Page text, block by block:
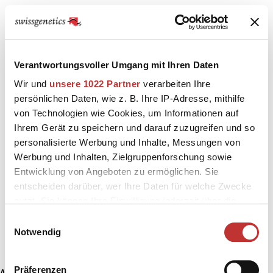
Verantwortungsvoller Umgang mit Ihren Daten
Wir und unsere 1022 Partner verarbeiten Ihre
persönlichen Daten, wie z. B. Ihre IP-Adresse, mithilfe
von Technologien wie Cookies, um Informationen auf
Ihrem Gerät zu speichern und darauf zuzugreifen und so
personalisierte Werbung und Inhalte, Messungen von
Werbung und Inhalten, Zielgruppenforschung sowie
Entwicklung von Angeboten zu ermöglichen. Sie
entscheiden darüber, wer Ihre Daten für welche Zwecke
Trigger Symbol ändern oder widerrufen
Notwendig
Präferenzen